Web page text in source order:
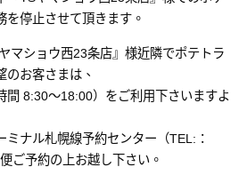
を停止させて頂きます。
マショウ西23条店』様近隣でポテトラ
のお客さまは、
間 8:30～18:00）をご利用下さいますよ
ナル札幌線予約センター（TEL:：
ご予約の上お越し下さい。